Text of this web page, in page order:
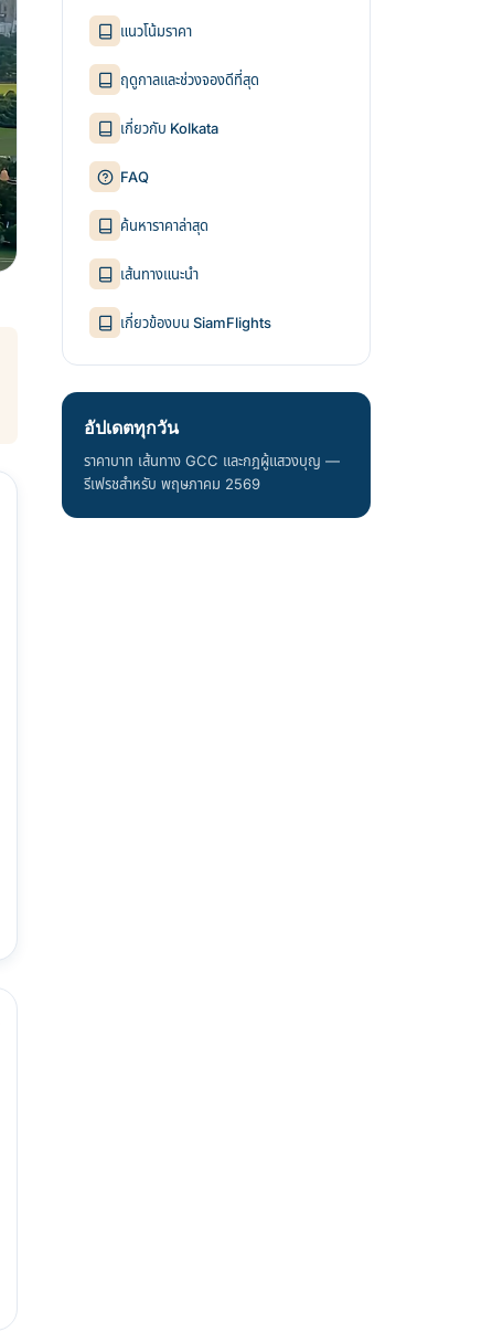
แนวโน้มราคา
ฤดูกาลและช่วงจองดีที่สุด
เกี่ยวกับ Kolkata
FAQ
ค้นหาราคาล่าสุด
เส้นทางแนะนำ
เกี่ยวข้องบน SiamFlights
อัปเดตทุกวัน
ราคาบาท เส้นทาง GCC และกฎผู้แสวงบุญ —
รีเฟรชสำหรับ พฤษภาคม 2569